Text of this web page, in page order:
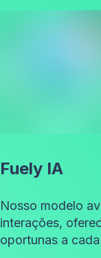
Fuely IA
Nosso modelo
interações,
oportunas a